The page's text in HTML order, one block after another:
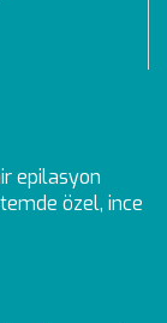
epilasyon
özel, ince